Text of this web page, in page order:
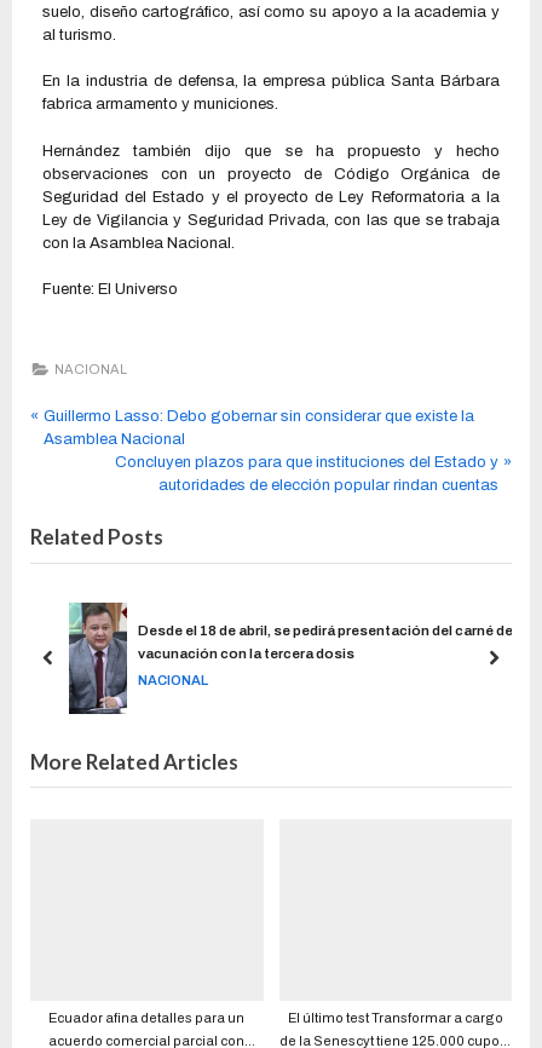
suelo, diseño cartográfico, así como su apoyo a la academia y
al turismo.
En la industria de defensa, la empresa pública Santa Bárbara
fabrica armamento y municiones.
Hernández también dijo que se ha propuesto y hecho
observaciones con un proyecto de Código Orgánica de
Seguridad del Estado y el proyecto de Ley Reformatoria a la
Ley de Vigilancia y Seguridad Privada, con las que se trabaja
con la Asamblea Nacional.
Fuente: El Universo
NACIONAL
Guillermo Lasso: Debo gobernar sin considerar que existe la
Asamblea Nacional
Concluyen plazos para que instituciones del Estado y
autoridades de elección popular rindan cuentas
Related Posts
Desde el 18 de abril, se pedirá presentación del carné de
vacunación con la tercera dosis
NACIONAL
More Related Articles
Ecuador afina detalles para un
acuerdo comercial parcial con
El último test Transformar a cargo
de la Senescyt tiene 125.000 cupos,